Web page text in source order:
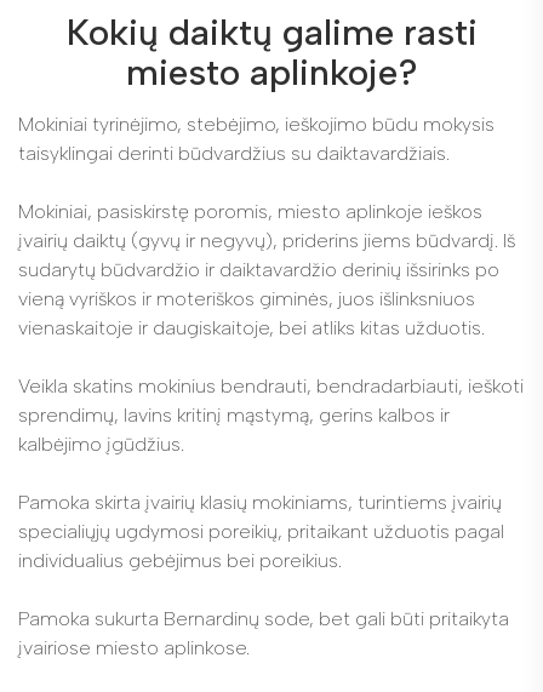
Kokių daiktų galime rasti
miesto aplinkoje?
Mokiniai tyrinėjimo, stebėjimo, ieškojimo būdu mokysis
taisyklingai derinti būdvardžius su daiktavardžiais.
Mokiniai, pasiskirstę poromis, miesto aplinkoje ieškos
įvairių daiktų (gyvų ir negyvų), priderins jiems būdvardį. Iš
sudarytų būdvardžio ir daiktavardžio derinių išsirinks po
vieną vyriškos ir moteriškos giminės, juos išlinksniuos
vienaskaitoje ir daugiskaitoje, bei atliks kitas užduotis.
Veikla skatins mokinius bendrauti, bendradarbiauti, ieškoti
sprendimų, lavins kritinį mąstymą, gerins kalbos ir
kalbėjimo įgūdžius.
Pamoka skirta įvairių klasių mokiniams, turintiems įvairių
specialiųjų ugdymosi poreikių, pritaikant užduotis pagal
individualius gebėjimus bei poreikius.
Pamoka sukurta Bernardinų sode, bet gali būti pritaikyta
įvairiose miesto aplinkose.